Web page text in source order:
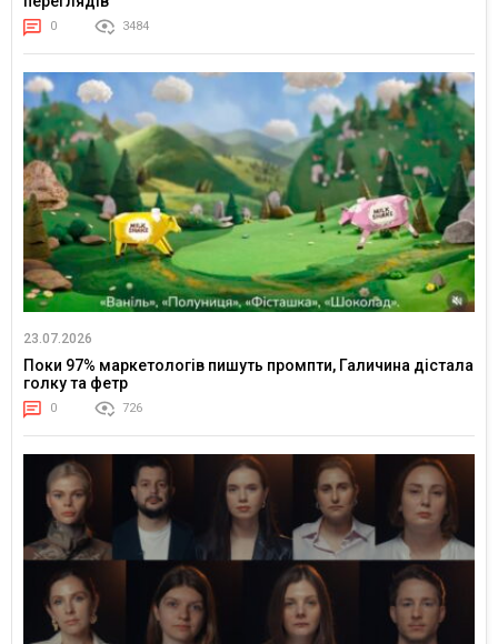
0 3484
23.07.2026
Поки 97% маркетологів пишуть промпти, Галичина дістала
голку та фетр
0 726